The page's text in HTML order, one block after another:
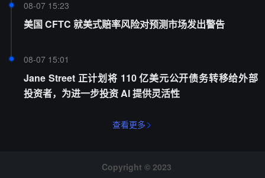
08-07 15:23
美国 CFTC 就美式赔率风险对预测市场发出警告
08-07 15:01
Jane Street 正计划将 110 亿美元公开债务转移给外部
投资者，为进一步投资 AI 提供灵活性
查看更多
Copyright © 2023